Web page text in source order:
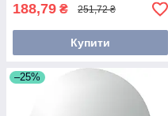
188,79 ₴ 251,72 ₴
Купити
–25%